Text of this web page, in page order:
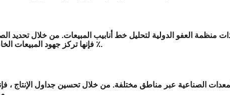
فإنها تركز جهود المبيعات الخاصة بهم وتحسين معدل الفوز بنسبة 25 ٪.